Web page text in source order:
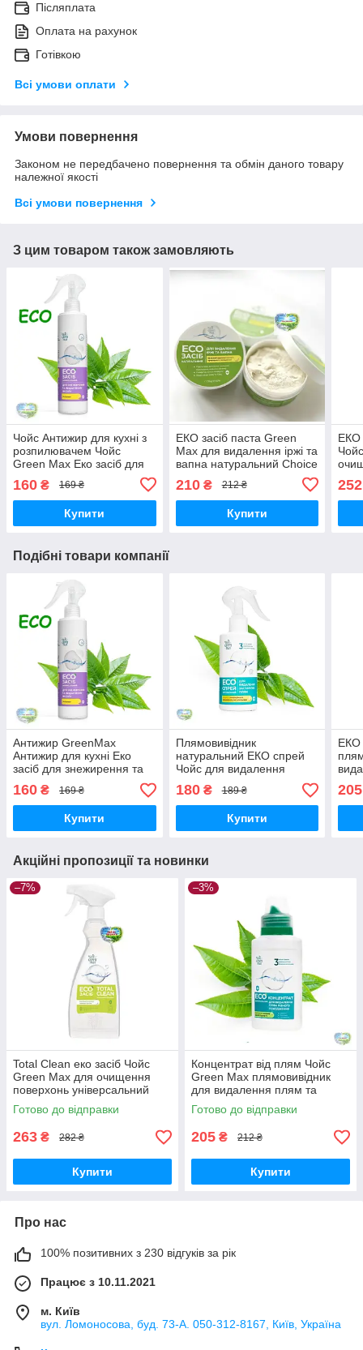
Післяплата
Оплата на рахунок
Готівкою
Всі умови оплати
Умови повернення
Законом не передбачено повернення та обмін даного товару
належної якості
Всі умови повернення
З цим товаром також замовляють
Чойс Антижир для кухні з
розпилювачем Чойс
Green Max Еко засіб для
знежирення та видалення
нагару
160 ₴ 169 ₴
Купити
EКО засіб паста Green
Max для видалення іржі та
вапна натуральний Choice
210₴ 212 ₴
Купити
EКО
252
Подібні товари компанії
Антижир GreenMax
Антижир для кухні Еко
засіб для знежирення та
видалення нагару Чойс
Антижир Green Max
160 ₴ 169 ₴
Купити
Плямовивідник
натуральний EКО спрей
Чойс для видалення
застарілих плям рідкий
засіб для виведення плям
Choice Green Max
180₴ 189 ₴
Купити
EКО
205
Акційні пропозиції та новинки
–7%
Total Clean еко засіб Чойс
Green Max для очищення
поверхонь універсальний
натуральний Choice Чойс
Green Max
Готово до відправки
263 ₴ 282 ₴
Купити
–3%
Концентрат від плям Чойс
Green Max плямовивідник
для видалення плям та
стійких забруднень Грін Макс
Готово до відправки
205 ₴ 212 ₴
Купити
Про нас
100% позитивних з 230 відгуків за рік
Працює з 10.11.2021
м. Київ
вул. Ломоносова, буд. 73-А. 050-312-8167, Київ, Україна